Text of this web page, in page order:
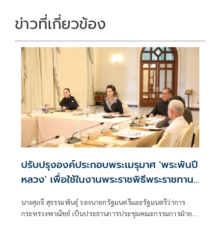
k k
ข่าวที่เกี่ยวข้อง
ปรับปรุงองค์ประกอบพระเมรุมาศ 'พระพันปี
หลวง' เพื่อใช้ในงานพระราชพิธีพระราชทาน
นางศุภจี สุธรรมพันธุ์ รองนายกรัฐมนตรีและรัฐมนตรีว่าการ
กระทรวงพาณิชย์ เป็นประธานการประชุมคณะกรรมการฝ่าย